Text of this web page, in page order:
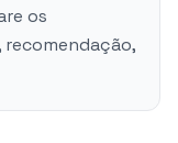
os